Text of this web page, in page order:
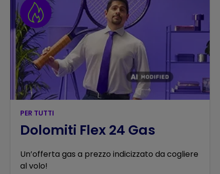
PER TUTTI
Dolomiti Flex 24 Gas
Un’offerta gas a prezzo indicizzato da cogliere
al volo!